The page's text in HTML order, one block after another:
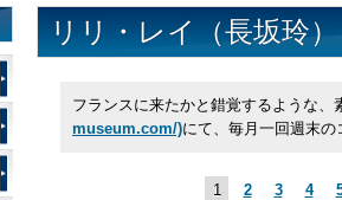
リリ・レイ（長坂玲
フランスに来たかと錯覚するような、
museum.com/)にて、毎月一回週末
1 2 3 4